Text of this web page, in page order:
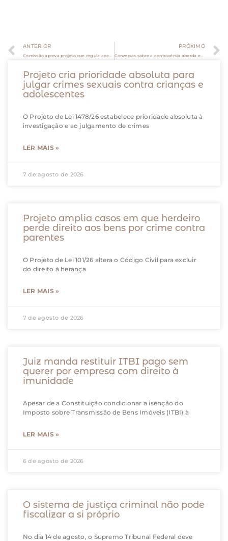
ANTERIOR PRÓXIMO
Conversas sobre a controvérsia aborda efeitos do recolhimento de contribuições à(ao) segurada(o) de baixa renda
Projeto cria prioridade absoluta para
julgar crimes sexuais contra crianças e
adolescentes
O Projeto de Lei 1478/26 estabelece prioridade absoluta à
investigação e ao julgamento de crimes
LER MAIS »
7 de agosto de 2026
Projeto amplia casos em que herdeiro
perde direito aos bens por crime contra
parentes
O Projeto de Lei 101/26 altera o Código Civil para excluir
do direito à herança
LER MAIS »
7 de agosto de 2026
Juiz manda restituir ITBI pago sem
querer por empresa com direito à
imunidade
Apesar de a Constituição condicionar a isenção do
Imposto sobre Transmissão de Bens Imóveis (ITBI) à
LER MAIS »
6 de agosto de 2026
O sistema de justiça criminal não pode
fiscalizar a si próprio
No dia 14 de agosto, o Supremo Tribunal Federal deve